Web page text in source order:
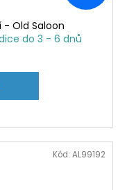
- Old Saloon
do 3 - 6 dnů
Kód: AL99192